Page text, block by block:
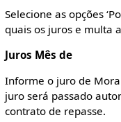
Selecione as opções
quais os juros e multa
Juros Mês de
Informe o juro de
juro será passado
contrato de repasse.